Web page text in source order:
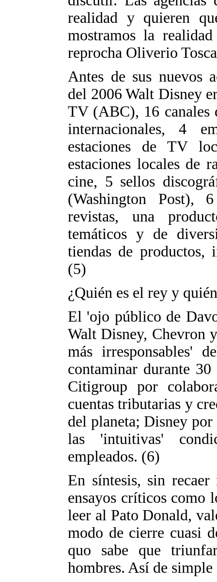
realidad y quieren
mostramos la
reprocha Oliverio
Antes de sus nuevos
del 2006 Walt Disney
TV (ABC), 16 canales
internacionales, 4
estaciones de TV
estaciones locales de
cine, 5 sellos
(Washington Post),
revistas, una
temáticos y de
tiendas de productos,
(5)
¿Quién es el rey y
El 'ojo público de
Walt Disney, Chevron
más irresponsables'
contaminar durante
Citigroup por
cuentas tributarias y
del planeta; Disney
las 'intuitivas'
empleados. (6)
En síntesis, sin
ensayos críticos como
leer al Pato Donald,
modo de cierre cuasi
quo sabe que
hombres. Así de simple